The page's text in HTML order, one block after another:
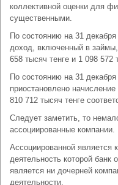
коллективной оценки для
существенными.
По состоянию на 31
доход, включенный в
658 тысяч тенге и 1 098 572
По состоянию на 31
приостановлено
810 712 тысяч тенге
Следует заметить, то
ассоциированные компании.
Ассоциированной
деятельность которой банк
является ни дочерней
деятельности.